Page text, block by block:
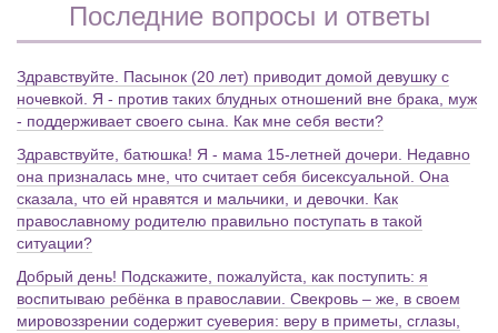
Последние вопросы и ответы
Здравствуйте. Пасынок (20 лет) приводит домой девушку с
ночевкой. Я - против таких блудных отношений вне брака, муж
- поддерживает своего сына. Как мне себя вести?
Здравствуйте, батюшка! Я - мама 15-летней дочери. Недавно
она призналась мне, что считает себя бисексуальной. Она
сказала, что ей нравятся и мальчики, и девочки. Как
православному родителю правильно поступать в такой
ситуации?
Добрый день! Подскажите, пожалуйста, как поступить: я
воспитываю ребёнка в православии. Свекровь – же, в своем
мировоззрении содержит суеверия: веру в приметы, сглазы,